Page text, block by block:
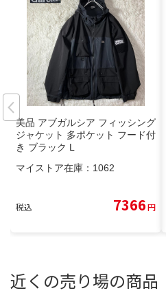
美品 アブガルシア フィッシング
ジャケット 多ポケット フード付
き ブラック L
マイストア在庫： 1062
税込 7366円
近くの売り場の商品